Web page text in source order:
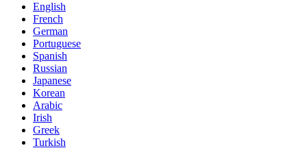
English
French
German
Portuguese
Spanish
Russian
Japanese
Korean
Arabic
Irish
Greek
Turkish